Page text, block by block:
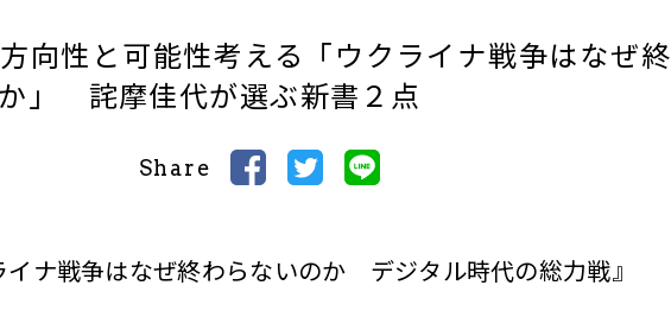
向性と可能性考える「ウクライナ戦争はなぜ終
」 詫摩佳代が選ぶ新書２点
Share
イナ戦争はなぜ終わらないのか デジタル時代の総力戦』